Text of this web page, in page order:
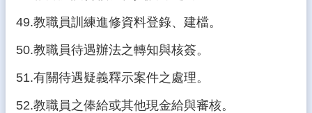
49.教職員訓練進修資料登錄、建檔。
50.教職員待遇辦法之轉知與核簽。
51.有關待遇疑義釋示案件之處理。
52.教職員之俸給或其他現金給與審核。